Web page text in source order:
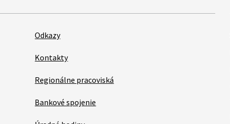
Odkazy
Kontakty
Regionálne pracoviská
Bankové spojenie